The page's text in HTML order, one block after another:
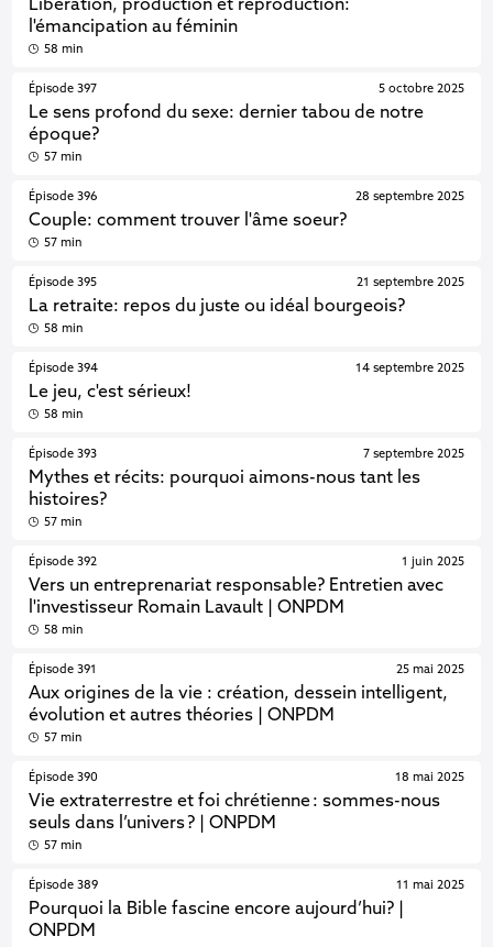
Libération, production et reproduction:
l'émancipation au féminin
58 min
Épisode 397
Le sens profond du sexe: dernier tabou de notre
époque?
5 octobre 2025
57 min
Épisode 396
Couple: comment trouver l'âme soeur?
28 septembre 2025
57 min
Épisode 395
La retraite: repos du juste ou idéal bourgeois?
21 septembre 2025
58 min
Épisode 394
Le jeu, c'est sérieux!
14 septembre 2025
58 min
Épisode 393
Mythes et récits: pourquoi aimons-nous tant les
histoires?
7 septembre 2025
57 min
Épisode 392
Vers un entreprenariat responsable? Entretien avec
l'investisseur Romain Lavault | ONPDM
1 juin 2025
58 min
Épisode 391
Aux origines de la vie : création, dessein intelligent,
évolution et autres théories | ONPDM
25 mai 2025
57 min
Épisode 390
Vie extraterrestre et foi chrétienne : sommes-nous
seuls dans l’univers ? | ONPDM
18 mai 2025
57 min
Épisode 389
Pourquoi la Bible fascine encore aujourd’hui? |
ONPDM
11 mai 2025